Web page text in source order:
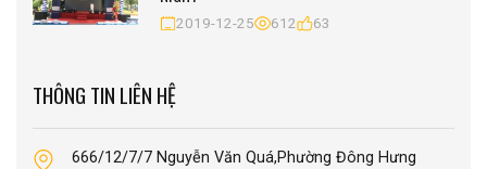
2019-12-25 612 63
THÔNG TIN LIÊN HỆ
666/12/7/7 Nguyễn Văn Quá,Phường Đông Hưng